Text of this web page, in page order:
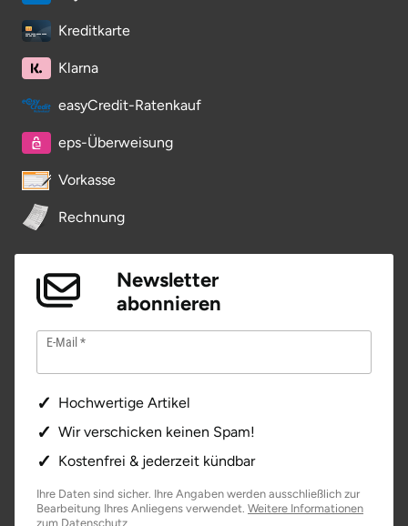
Kreditkarte
Klarna
easyCredit-Ratenkauf
eps-Überweisung
Vorkasse
Rechnung
Newsletter
abonnieren
E-Mail
Hochwertige Artikel
Wir verschicken keinen Spam!
Kostenfrei & jederzeit kündbar
Ihre Daten sind sicher. Ihre Angaben werden ausschließlich zur
Bearbeitung Ihres Anliegens verwendet. Weitere Informationen
zum Datenschutzöffnet in neuem Fenster
Rostock
Rottweil
Rügen
Saarbrücken
Salzgitter
Schwabach
Schweinfurt
Schwerin
Seligenstadt
Speyer